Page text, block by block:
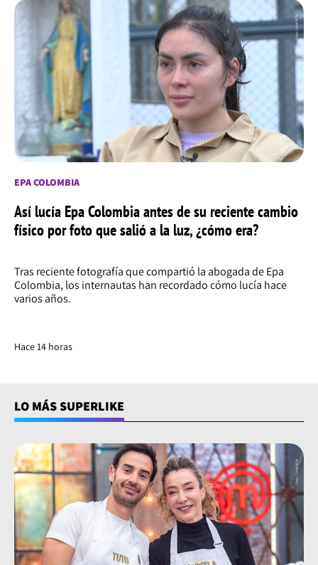
EPA COLOMBIA
Así lucía Epa Colombia antes de su reciente cambio
físico por foto que salió a la luz, ¿cómo era?
Tras reciente fotografía que compartió la abogada de Epa
Colombia, los internautas han recordado cómo lucía hace
varios años.
Hace 14 horas
LO MÁS SUPERLIKE